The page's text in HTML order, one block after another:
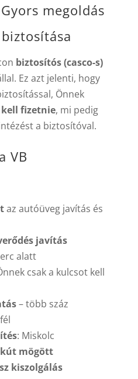
megoldás
biztosítós (casco-s)
Ez azt jelenti, hogy
Önnek
fizetnie, mi pedig
a biztosítóval.
VB
az autóüveg javítás és
javítás
alatt
csak a kulcsot kell
– több száz
: Miskolc
mögött
kiszolgálás